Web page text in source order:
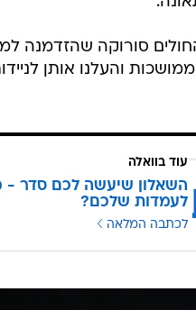
סורוקה שהזדמנה
והעלנו אותן
עוד בוואלה
השאלון שיעשה לכם סדר -
לעמדות שלכם?
לכתבה המלאה